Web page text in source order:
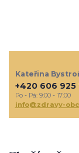
Kateřina
+420 606 925
Po - Pá: 9:00 - 17:00
info@zdravy-